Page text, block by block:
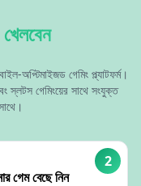
খেলবেন
অপ্টিমাইজড গেমিং প্ল্যাটফর্ম।
গেমিংয়ের সাথে সংযুক্ত
2
গেম বেছে নিন